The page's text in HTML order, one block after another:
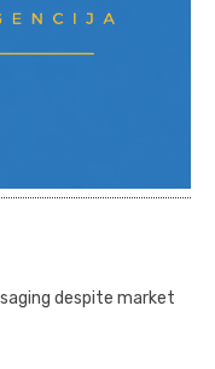
despite market